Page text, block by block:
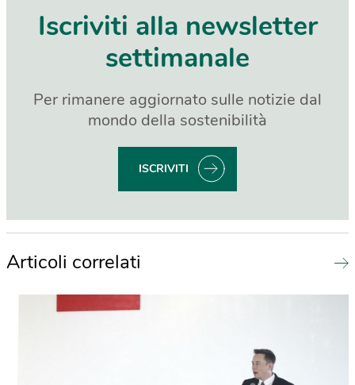
Iscriviti alla newsletter
settimanale
Per rimanere aggiornato sulle notizie dal
mondo della sostenibilità
ISCRIVITI
Articoli correlati